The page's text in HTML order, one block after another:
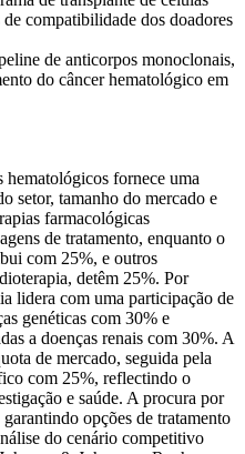
compatibilidade dos doadores
de anticorpos monoclonais,
do câncer hematológico em
hematológicos fornece uma
setor, tamanho do mercado e
farmacológicas
de tratamento, enquanto o
com 25%, e outros
detêm 25%. Por
lidera com uma participação de
genéticas com 30% e
a doenças renais com 30%. A
de mercado, seguida pela
com 25%, reflectindo o
e saúde. A procura por
opções de tratamento
do cenário competitivo